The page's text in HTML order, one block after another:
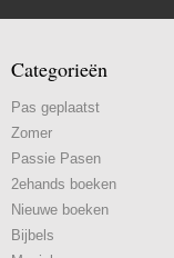
Categorieën
Pas geplaatst
Zomer
Passie Pasen
2ehands boeken
Nieuwe boeken
Bijbels